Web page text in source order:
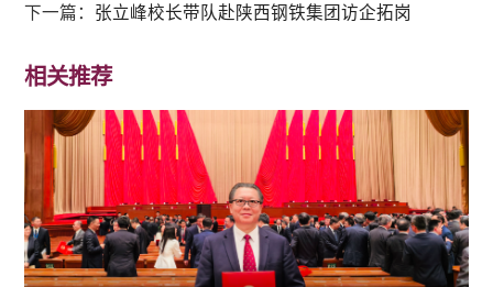
下一篇： 张立峰校长带队赴陕西钢铁集团访企拓岗
相关推荐